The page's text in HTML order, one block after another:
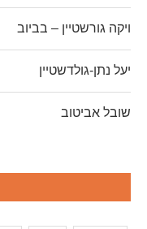
ויקה גורשטיין – בביוב
יעל נתן-גולדשטיין
שובל אביטוב